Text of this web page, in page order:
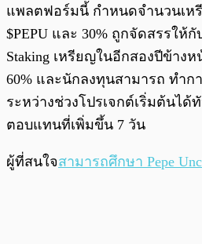
แพลตฟอร์มนี้ กำหนดจำนวนเห
$PEPU และ 30% ถูกจัดสรรให้
Staking เหรียญในอีกสองปีข้าง
60% และนักลงทุนสามารถ ทำก
ระหว่างช่วงโปรเจกต์เริ่มต้นได้
ตอบแทนที่เพิ่มขึ้น 7 วัน
ผู้ที่สนใจสามารถศึกษา Pepe